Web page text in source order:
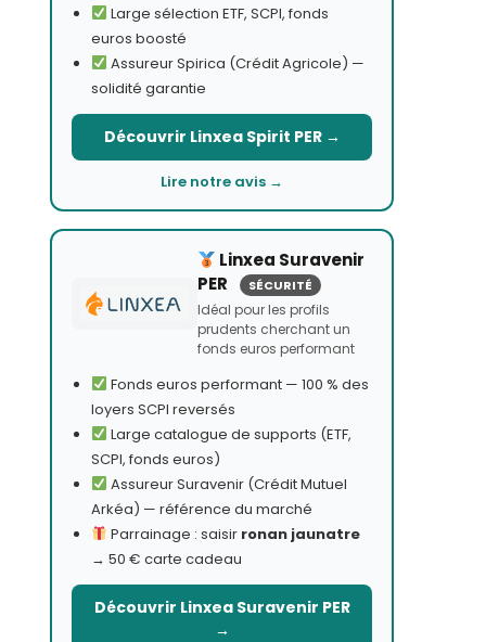
Large sélection ETF, SCPI, fonds
euros boosté
Assureur Spirica (Crédit Agricole) —
solidité garantie
Découvrir Linxea Spirit PER →
Lire notre avis →
Linxea Suravenir
PER
SÉCURITÉ
Idéal pour les profils
prudents cherchant un
fonds euros performant
Fonds euros performant — 100 % des
loyers SCPI reversés
Large catalogue de supports (ETF,
SCPI, fonds euros)
Assureur Suravenir (Crédit Mutuel
Arkéa) — référence du marché
Parrainage : saisir ronan jaunatre
→ 50 € carte cadeau
Découvrir Linxea Suravenir PER
→